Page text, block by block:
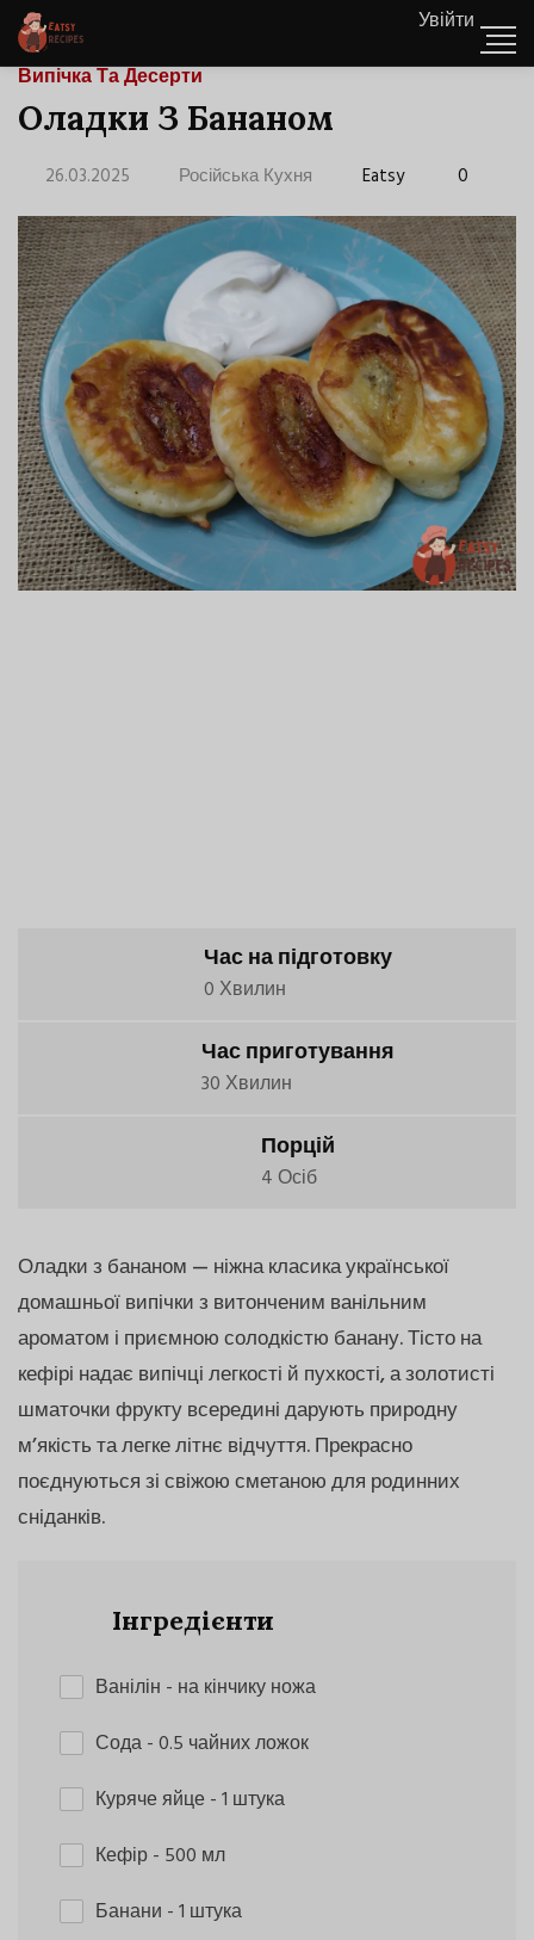
Увійти
Випічка Та Десерти
Оладки З Бананом
26.03.2025 Російська Кухня Eatsy 0
Час на підготовку
0 Хвилин
Час приготування
30 Хвилин
Порцій
4 Осіб
Оладки з бананом — ніжна класика української
домашньої випічки з витонченим ванільним
ароматом і приємною солодкістю банану. Тісто на
кефірі надає випічці легкості й пухкості, а золотисті
шматочки фрукту всередині дарують природну
м’якість та легке літнє відчуття. Прекрасно
поєднуються зі свіжою сметаною для родинних
сніданків.
Інгредієнти
Ванілін - на кінчику ножа
Сода- 0.5 чайних ложок
Куряче яйце- 1 штука
Кефір- 500 мл
Банани - 1 штука